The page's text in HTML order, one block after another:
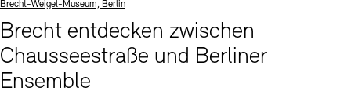
Standort
Brecht-Weigel-Museum, Berlin
Brecht entdecken zwischen
Chausseestraße und Berliner
Ensemble